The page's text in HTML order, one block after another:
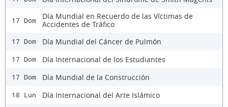
17 Dom
Día Mundial en Recuerdo de las Víctimas de
Accidentes de Tráfico
17 Dom Día Mundial del Cáncer de Pulmón
17 Dom Día Internacional de los Estudiantes
17 Dom Día Mundial de la Construcción
18 Lun Día Internacional del Arte Islámico